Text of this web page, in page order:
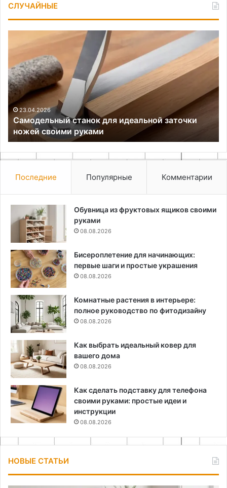
СЛУЧАЙНЫЕ
идеальной
заточки
ножей
своими
руками
23.04.2026
Самодельный станок для идеальной заточки
ножей своими руками
и
Последние Популярные Комментарии
Обувница из фруктовых ящиков своими
руками
08.08.2026
Бисероплетение для начинающих:
первые шаги и простые украшения
08.08.2026
Комнатные растения в интерьере:
полное руководство по фитодизайну
08.08.2026
Как выбрать идеальный ковер для
вашего дома
08.08.2026
Как сделать подставку для телефона
своими руками: простые идеи и
инструкции
08.08.2026
НОВЫЕ СТАТЬИ